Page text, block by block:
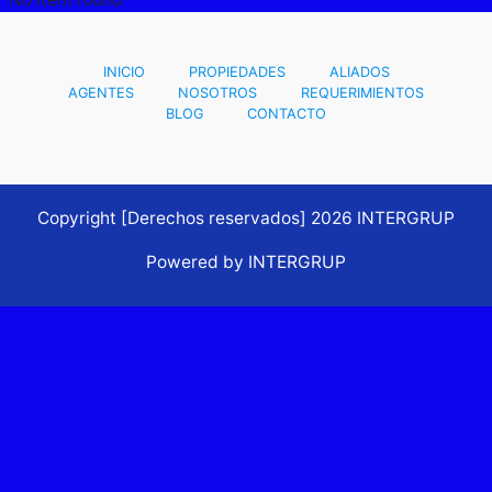
INICIO PROPIEDADES
ALIADOS
AGENTES
NOSOTROS
REQUERIMIENTOS
BLOG
CONTACTO
Copyright [Derechos reservados] 2026 INTERGRUP
Powered by INTERGRUP